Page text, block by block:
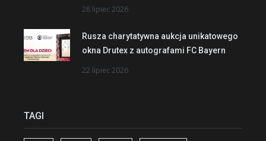
28 lipiec 2026
Rusza charytatywna aukcja unikatowego
okna Drutex z autografami FC Bayern
22 lipiec 2026
TAGI